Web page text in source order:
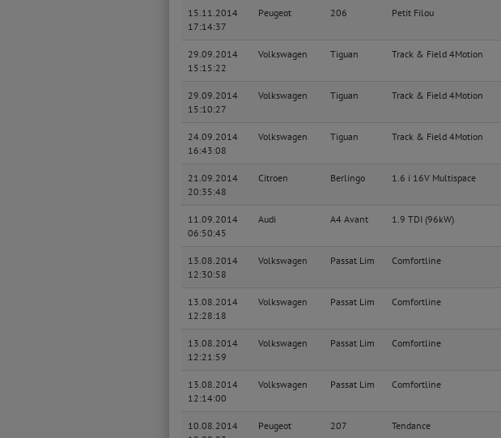
15.11.2014
17:14:37
Peugeot 206 Petit Filou
29.09.2014
15:15:22
Volkswagen Tiguan Track & Field 4Motion
29.09.2014
15:10:27
Volkswagen Tiguan Track & Field 4Motion
24.09.2014
16:43:08
Volkswagen Tiguan Track & Field 4Motion
21.09.2014
20:35:48
Citroen Berlingo 1.6 i 16V Multispace
11.09.2014
06:50:45
Audi A4 Avant 1.9 TDI (96kW)
13.08.2014
12:30:58
Volkswagen Passat Lim Comfortline
13.08.2014
12:28:18
Volkswagen Passat Lim Comfortline
13.08.2014
12:21:59
Volkswagen Passat Lim Comfortline
13.08.2014
12:14:00
Volkswagen Passat Lim Comfortline
10.08.2014
Peugeot 207 Tendance